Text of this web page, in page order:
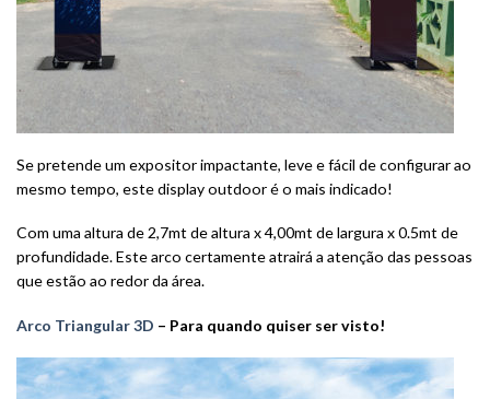
Se pretende um expositor impactante, leve e fácil de configurar ao
mesmo tempo, este display outdoor é o mais indicado!
Com uma altura de 2,7mt de altura x 4,00mt de largura x 0.5mt de
profundidade.Este arco certamente atrairá a atenção das pessoas
que estão ao redor da área.
Arco Triangular 3D – Para quando quiser ser visto!